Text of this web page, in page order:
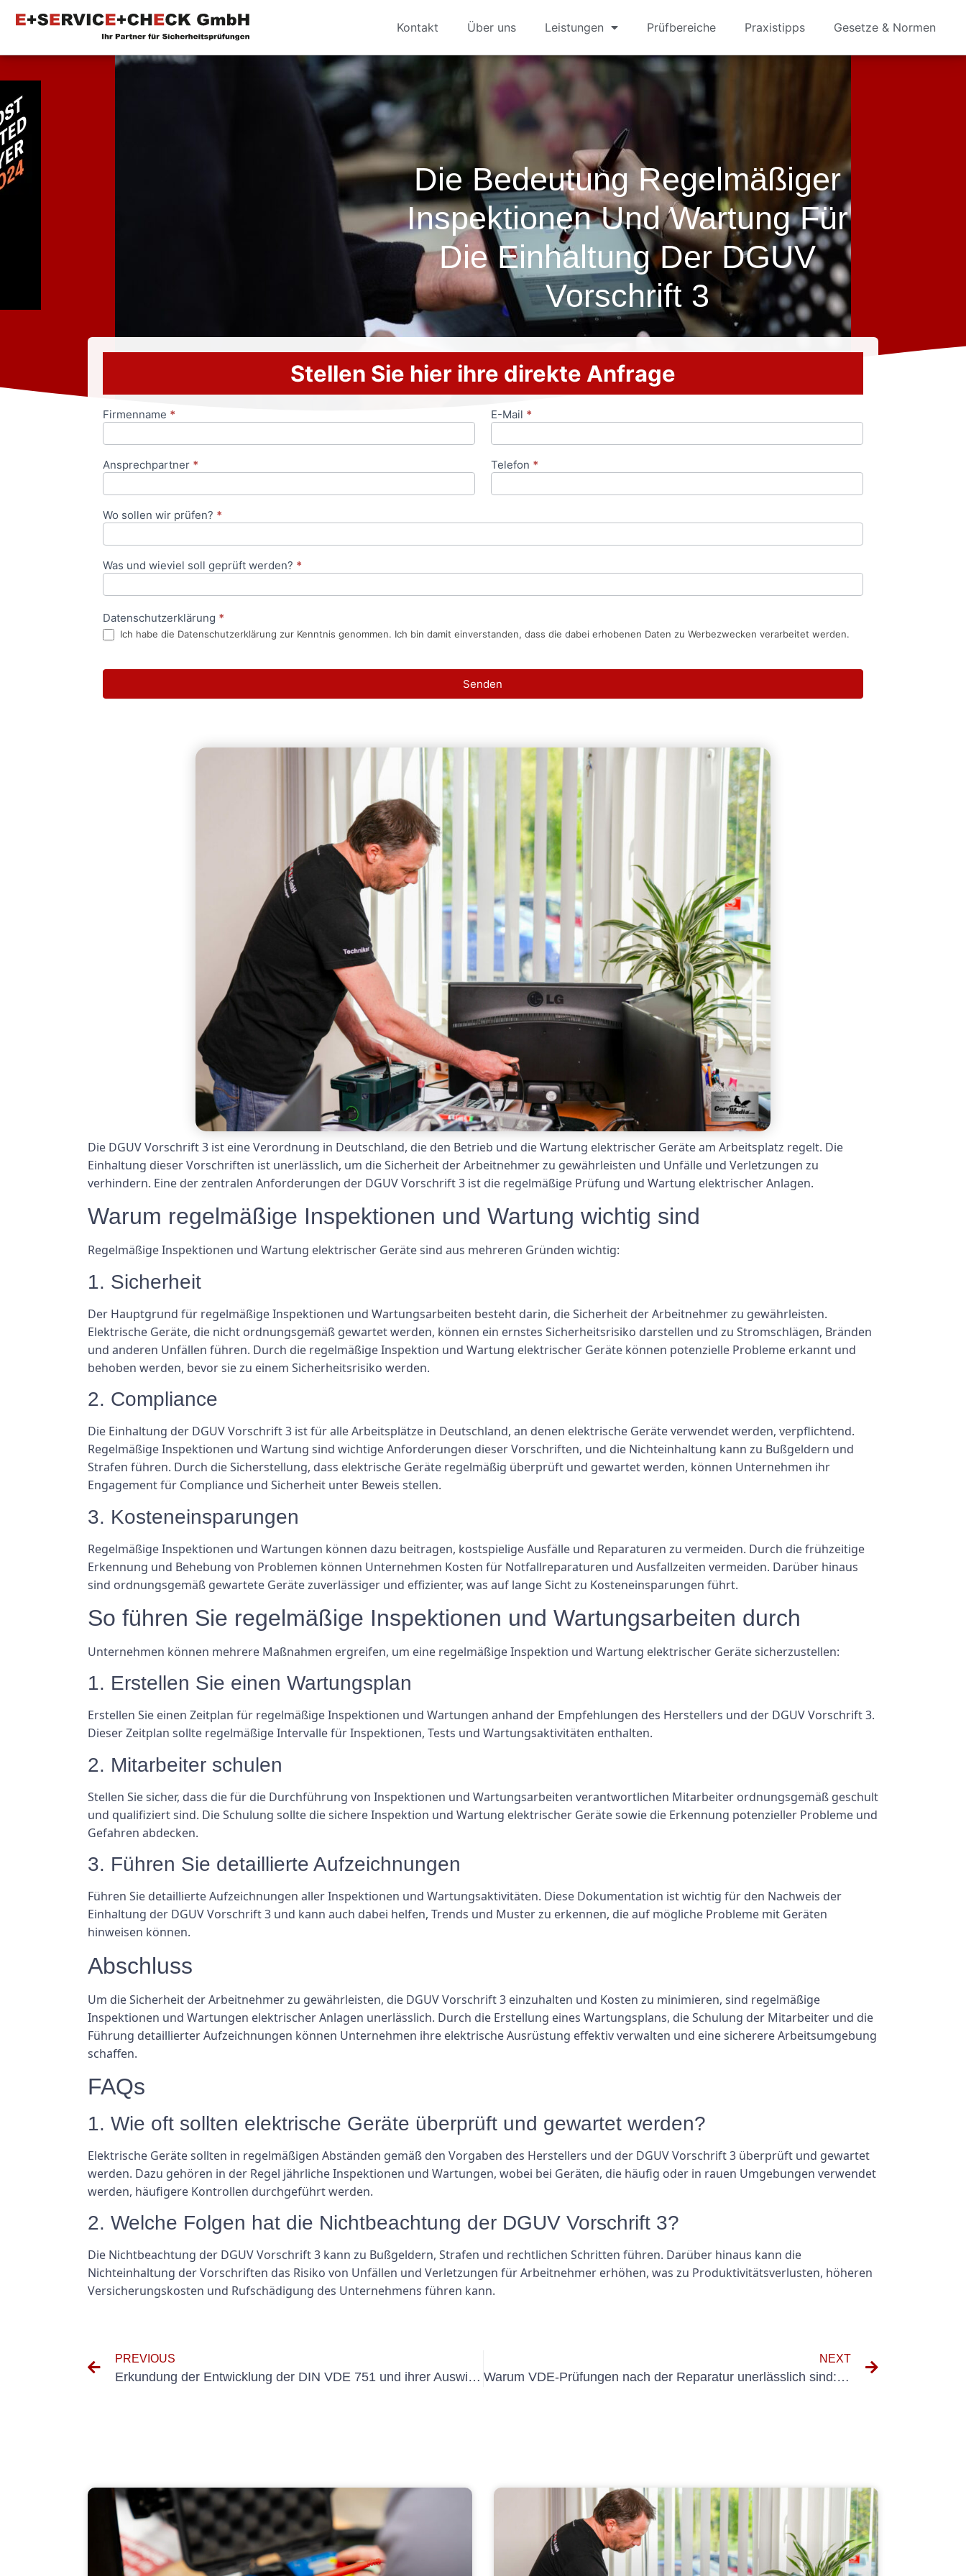
Kontakt Über uns Leistungen Prüfbereiche Praxistipps Gesetze & Normen
Die Bedeutung Regelmäßiger
Inspektionen Und Wartung Für
Die Einhaltung Der DGUV
Vorschrift 3
Stellen Sie hier ihre direkte Anfrage
Anfrageformular
Firmenname * E-Mail *
Ansprechpartner * Telefon *
Wo sollen wir prüfen? *
Was und wieviel soll geprüft werden? *
Datenschutzerklärung *
Ich habe die Datenschutzerklärung zur Kenntnis genommen. Ich bin damit einverstanden, dass die dabei erhobenen Daten zu Werbezwecken verarbeitet werden.
Senden
Die DGUV Vorschrift 3 ist eine Verordnung in Deutschland, die den Betrieb und die Wartung elektrischer Geräte am Arbeitsplatz regelt. Die
Einhaltung dieser Vorschriften ist unerlässlich, um die Sicherheit der Arbeitnehmer zu gewährleisten und Unfälle und Verletzungen zu
verhindern. Eine der zentralen Anforderungen der DGUV Vorschrift 3 ist die regelmäßige Prüfung und Wartung elektrischer Anlagen.
Warum regelmäßige Inspektionen und Wartung wichtig sind
Regelmäßige Inspektionen und Wartung elektrischer Geräte sind aus mehreren Gründen wichtig:
1. Sicherheit
Der Hauptgrund für regelmäßige Inspektionen und Wartungsarbeiten besteht darin, die Sicherheit der Arbeitnehmer zu gewährleisten.
Elektrische Geräte, die nicht ordnungsgemäß gewartet werden, können ein ernstes Sicherheitsrisiko darstellen und zu Stromschlägen, Bränden
und anderen Unfällen führen. Durch die regelmäßige Inspektion und Wartung elektrischer Geräte können potenzielle Probleme erkannt und
behoben werden, bevor sie zu einem Sicherheitsrisiko werden.
2. Compliance
Die Einhaltung der DGUV Vorschrift 3 ist für alle Arbeitsplätze in Deutschland, an denen elektrische Geräte verwendet werden, verpflichtend.
Regelmäßige Inspektionen und Wartung sind wichtige Anforderungen dieser Vorschriften, und die Nichteinhaltung kann zu Bußgeldern und
Strafen führen. Durch die Sicherstellung, dass elektrische Geräte regelmäßig überprüft und gewartet werden, können Unternehmen ihr
Engagement für Compliance und Sicherheit unter Beweis stellen.
3. Kosteneinsparungen
Regelmäßige Inspektionen und Wartungen können dazu beitragen, kostspielige Ausfälle und Reparaturen zu vermeiden. Durch die frühzeitige
Erkennung und Behebung von Problemen können Unternehmen Kosten für Notfallreparaturen und Ausfallzeiten vermeiden. Darüber hinaus
sind ordnungsgemäß gewartete Geräte zuverlässiger und effizienter, was auf lange Sicht zu Kosteneinsparungen führt.
So führen Sie regelmäßige Inspektionen und Wartungsarbeiten durch
Unternehmen können mehrere Maßnahmen ergreifen, um eine regelmäßige Inspektion und Wartung elektrischer Geräte sicherzustellen:
1. Erstellen Sie einen Wartungsplan
Erstellen Sie einen Zeitplan für regelmäßige Inspektionen und Wartungen anhand der Empfehlungen des Herstellers und der DGUV Vorschrift 3.
Dieser Zeitplan sollte regelmäßige Intervalle für Inspektionen, Tests und Wartungsaktivitäten enthalten.
2. Mitarbeiter schulen
Stellen Sie sicher, dass die für die Durchführung von Inspektionen und Wartungsarbeiten verantwortlichen Mitarbeiter ordnungsgemäß geschult
und qualifiziert sind. Die Schulung sollte die sichere Inspektion und Wartung elektrischer Geräte sowie die Erkennung potenzieller Probleme und
Gefahren abdecken.
3. Führen Sie detaillierte Aufzeichnungen
Führen Sie detaillierte Aufzeichnungen aller Inspektionen und Wartungsaktivitäten. Diese Dokumentation ist wichtig für den Nachweis der
Einhaltung der DGUV Vorschrift 3 und kann auch dabei helfen, Trends und Muster zu erkennen, die auf mögliche Probleme mit Geräten
hinweisen können.
Abschluss
Um die Sicherheit der Arbeitnehmer zu gewährleisten, die DGUV Vorschrift 3 einzuhalten und Kosten zu minimieren, sind regelmäßige
Inspektionen und Wartungen elektrischer Anlagen unerlässlich. Durch die Erstellung eines Wartungsplans, die Schulung der Mitarbeiter und die
Führung detaillierter Aufzeichnungen können Unternehmen ihre elektrische Ausrüstung effektiv verwalten und eine sicherere Arbeitsumgebung
schaffen.
FAQs
1. Wie oft sollten elektrische Geräte überprüft und gewartet werden?
Elektrische Geräte sollten in regelmäßigen Abständen gemäß den Vorgaben des Herstellers und der DGUV Vorschrift 3 überprüft und gewartet
werden. Dazu gehören in der Regel jährliche Inspektionen und Wartungen, wobei bei Geräten, die häufig oder in rauen Umgebungen verwendet
werden, häufigere Kontrollen durchgeführt werden.
2. Welche Folgen hat die Nichtbeachtung der DGUV Vorschrift 3?
Die Nichtbeachtung der DGUV Vorschrift 3 kann zu Bußgeldern, Strafen und rechtlichen Schritten führen. Darüber hinaus kann die
Nichteinhaltung der Vorschriften das Risiko von Unfällen und Verletzungen für Arbeitnehmer erhöhen, was zu Produktivitätsverlusten, höheren
Versicherungskosten und Rufschädigung des Unternehmens führen kann.
PREVIOUS
Erkundung der Entwicklung der DIN VDE 751 und ihrer Auswirkungen auf die Elektrotechnik
NEXT
Warum VDE-Prüfungen nach der Reparatur unerlässlich sind: Schutz vor elektrischen Gefahren